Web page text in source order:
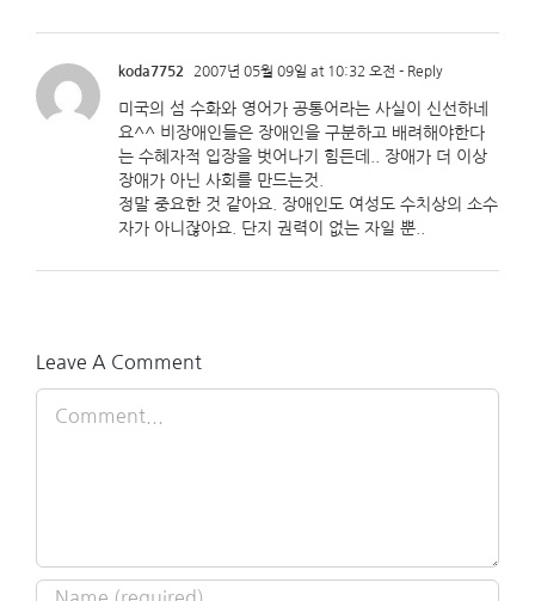
koda7752 2007년 05월 09일 at 10:32 오전 - Reply
미국의 섬 수화와 영어가 공통어라는 사실이 신선하네
요^^ 비장애인들은 장애인을 구분하고 배려해야한다
는 수혜자적 입장을 벗어나기 힘든데.. 장애가 더 이상
장애가 아닌 사회를 만드는것.
정말 중요한 것 같아요. 장애인도 여성도 수치상의 소수
자가 아니잖아요. 단지 권력이 없는 자일 뿐..
Leave A Comment